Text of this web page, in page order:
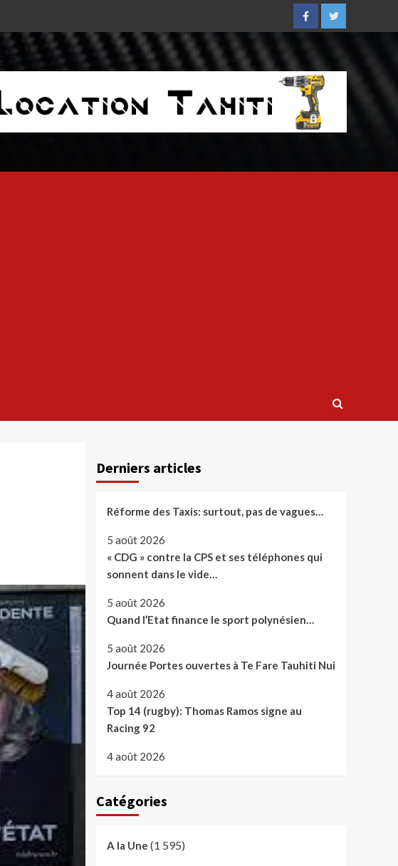
FacebookTwitter
Derniers articles
Réforme des Taxis: surtout, pas de vagues…
5 août 2026
« CDG » contre la CPS et ses téléphones qui
sonnent dans le vide…
5 août 2026
Quand l’Etat finance le sport polynésien…
5 août 2026
Journée Portes ouvertes à Te Fare Tauhiti Nui
4 août 2026
Top 14 (rugby): Thomas Ramos signe au
Racing 92
4 août 2026
Catégories
A la Une (1 595)